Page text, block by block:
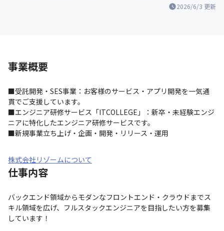
2026/6/3 更新
事業概要
■受託開発・SES事業：お客様のサービス・アプリ開発を一気通
貫でご支援しています。
■エンジニア研修サービス「ITCOLLEGE」：新卒・未経験エンジ
ニアに特化したエンジニア研修サービスです。
■新規事業立ち上げ・企画・開発・リリース・運用
株式会社リゾームについて
仕事内容
バックエンド領域からモダンなフロントエンド・クラウドまでス
キル領域を広げ、フルスタックエンジニアを目指したい方を募集
しています！